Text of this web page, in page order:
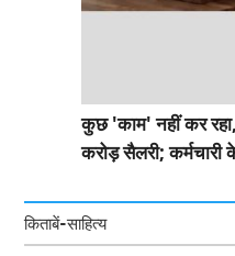
कुछ 'काम' नहीं कर रहा,
करोड़ सैलरी;
किताबें-साहित्य